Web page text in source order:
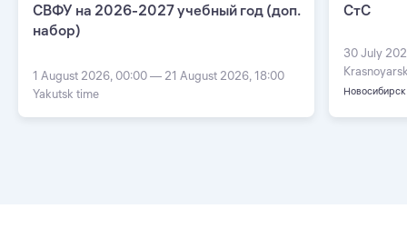
СВФУ на 2026-2027 учебный год (доп.
набор)
1 August 2026, 00:00 — 21 August 2026, 18:00
Yakutsk time
СтС
30 July
Новосибирск